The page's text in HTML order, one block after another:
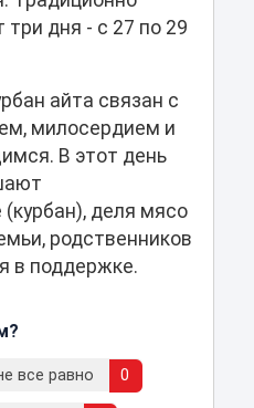
дня - с 27 по 29
айта связан с
милосердием и
В этот день
деля мясо
родственников
в поддержке.
все равно 0